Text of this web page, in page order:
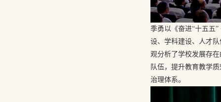
季勇以《奋进“十五五
设、学科建设、人才
观分析了学校发展存
队伍，提升教育教学
治理体系。